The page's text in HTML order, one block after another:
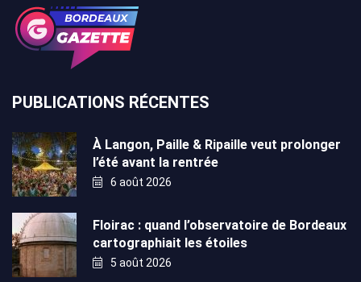
PUBLICATIONS RÉCENTES
À Langon, Paille & Ripaille veut prolonger
l’été avant la rentrée
6 août 2026
Floirac : quand l’observatoire de Bordeaux
cartographiait les étoiles
5 août 2026